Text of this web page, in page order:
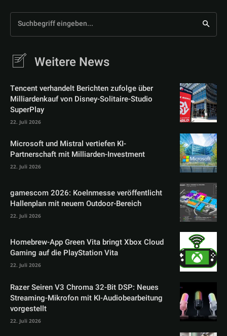
Suchbegriff eingeben...
Weitere News
Tencent verhandelt Berichten zufolge über
Milliardenkauf von Disney-Solitaire-Studio
SuperPlay
22. Juli 2026
Microsoft und Mistral vertiefen KI-
Partnerschaft mit Milliarden-Investment
22. Juli 2026
gamescom 2026: Koelnmesse veröffentlicht
Hallenplan mit neuem Outdoor-Bereich
22. Juli 2026
Homebrew-App Green Vita bringt Xbox Cloud
Gaming auf die PlayStation Vita
22. Juli 2026
Razer Seiren V3 Chroma 32-Bit DSP: Neues
Streaming-Mikrofon mit KI-Audiobearbeitung
vorgestellt
22. Juli 2026